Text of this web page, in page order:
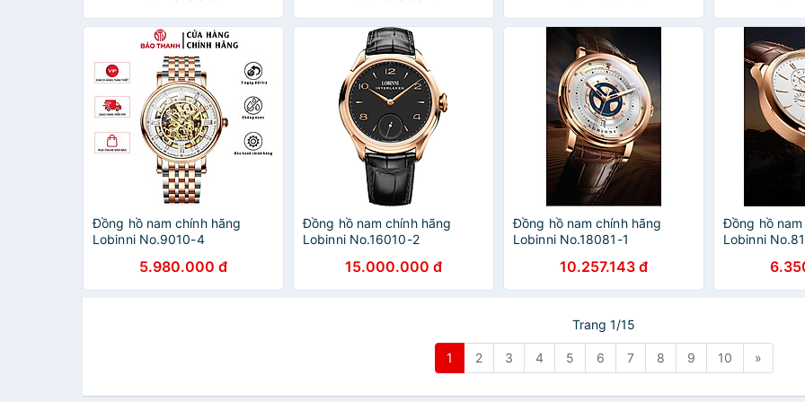
Đồng hồ nam chính hãng
Lobinni No.9010-4
5.980.000 đ
Đồng hồ nam chính hãng
Lobinni No.16010-2
15.000.000 đ
Đồng hồ nam chính hãng
Lobinni No.18081-1
10.257.143 đ
Đồng hồ
Lobinni
Trang 1/15
1 2 3 4 5 6 7 8 9 10 »